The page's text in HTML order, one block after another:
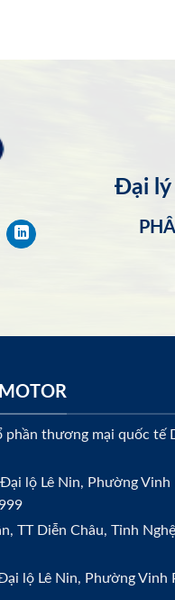
Đại lý
phần thương mại quốc tế
lộ Lê Nin, Phường Vinh
TT Diễn Châu, Tỉnh
lộ Lê Nin, Phường Vinh